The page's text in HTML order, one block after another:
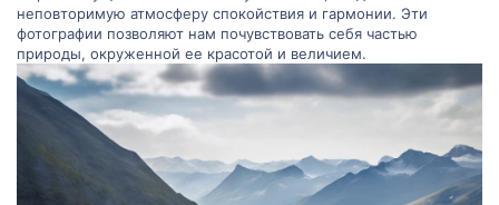
неповторимую атмосферу спокойствия и гармонии. Эти
фотографии позволяют нам почувствовать себя частью
природы, окруженной ее красотой и величием.